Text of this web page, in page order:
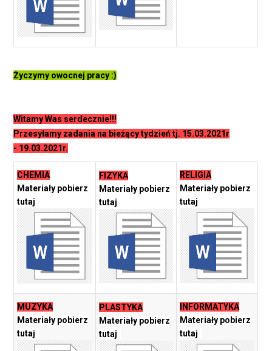
Życzymy owocnej pracy :)
Witamy Was serdecznie!!!
Przesyłamy zadania na bieżący tydzień tj. 15.03.2021r
- 19.03.2021r.
CHEMIA
Materiały pobierz
tutaj
FIZYKA
Materiały pobierz
tutaj
RELIGIA
Materiały pobierz
tutaj
MUZYKA
Materiały pobierz
tutaj
PLASTYKA
Materiały pobierz
tutaj
INFORMATYKA
Materiały pobierz
tutaj